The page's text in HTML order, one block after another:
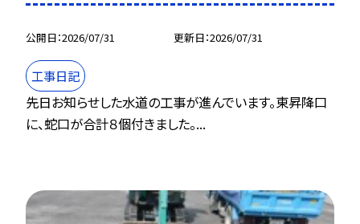
公開日 2026/07/31 更新日 2026/07/31
工事日記
先日お知らせした水道の工事が進んでいます。東昇降口
に、蛇口が合計８個付きました。...